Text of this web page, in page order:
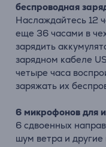
беспроводная
Наслаждайтесь 12
еще 36 часами в
зарядить
зарядном кабеле
четыре часа
заряжать их
6 микрофонов для
6 сдвоенных
шум ветра и